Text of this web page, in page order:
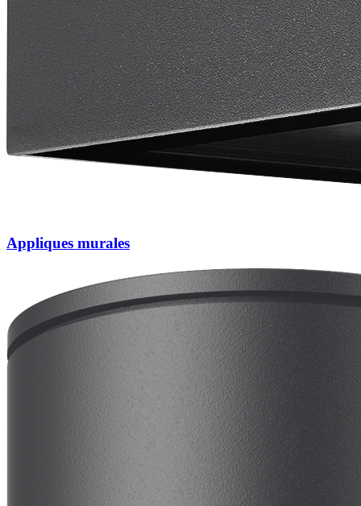
Appliques murales